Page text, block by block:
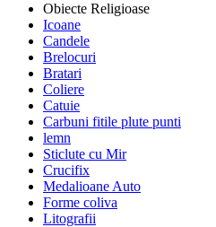
Obiecte Religioase
Icoane
Candele
Brelocuri
Bratari
Coliere
Catuie
Carbuni fitile plute punti
lemn
Sticlute cu Mir
Crucifix
Medalioane Auto
Forme coliva
Litografii